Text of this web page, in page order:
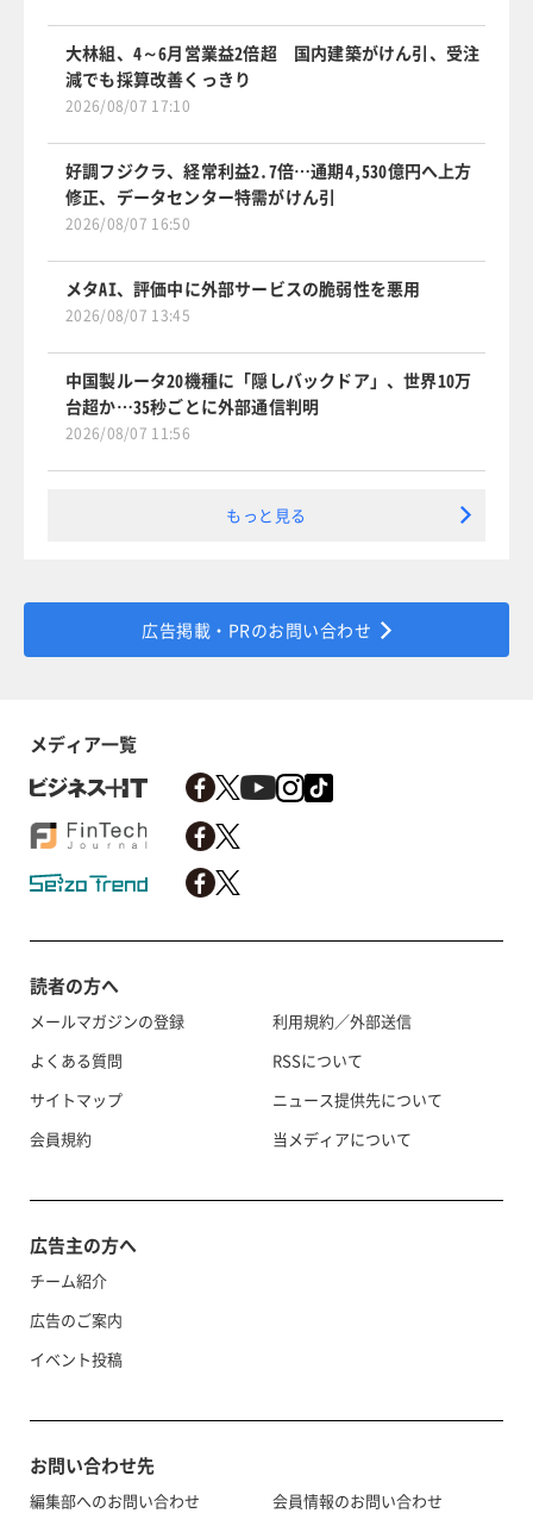
大林組、4～6月営業益2倍超 国内建築がけん引、受注
減でも採算改善くっきり
2026/08/07 17:10
好調フジクラ、経常利益2.7倍…通期4,530億円へ上方
修正、データセンター特需がけん引
2026/08/07 16:50
メタAI、評価中に外部サービスの脆弱性を悪用
2026/08/07 13:45
中国製ルータ20機種に「隠しバックドア」、世界10万
台超か…35秒ごとに外部通信判明
2026/08/07 11:56
もっと見る
広告掲載・PRのお問い合わせ
メディア一覧
読者の方へ
メールマガジンの登録
よくある質問
サイトマップ
会員規約
利用規約／外部送信
RSSについて
ニュース提供先について
当メディアについて
広告主の方へ
チーム紹介
広告のご案内
イベント投稿
お問い合わせ先
編集部へのお問い合わせ
会員情報のお問い合わせ